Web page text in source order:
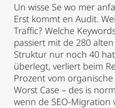
Un wisse Se wo mer
Erst kommt en Audit.
Traffic? Welche
passiert mit de 280
Struktur nur noch 40
überlegt, verliert beim
Prozent vom
Worst Case – des is
wenn de SEO-Migration